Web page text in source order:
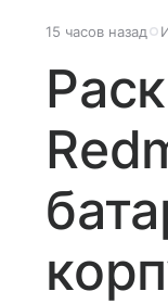
15 часов назад